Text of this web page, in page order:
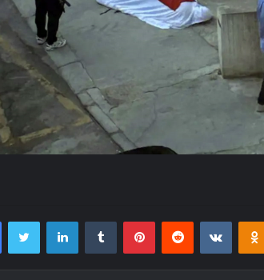
FacebookTwitter LinkedInTumblr PinterestReddit